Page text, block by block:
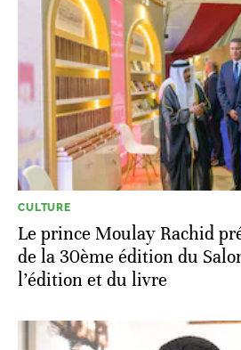
CULTURE
Le prince Moulay Rachid
de la 30ème édition du
l’édition et du livre